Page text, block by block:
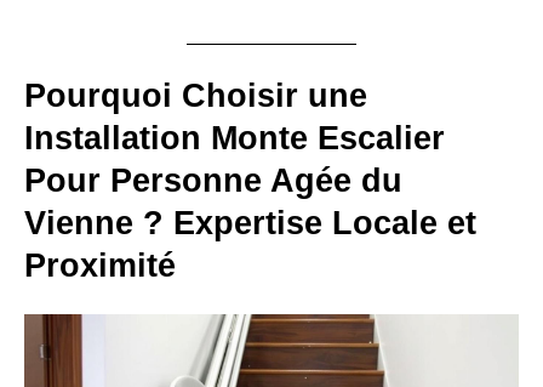
Pourquoi Choisir une
Installation Monte Escalier
Pour Personne Agée du
Vienne ? Expertise Locale et
Proximité